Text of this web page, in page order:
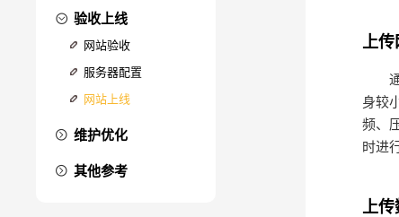
网站备案
签订合同
首页设计
内页设计
编码与动效
常见功能
数据库设计
程序功能
验收上线
网站验收
服务器配置
网站上线
维护优化
网站维护
其他参考
上传
通
身较
频、
时进
上